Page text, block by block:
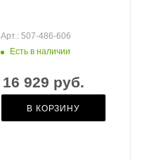
Есть в наличии
Арт.: 507-486-606
16 929 руб.
В КОРЗИНУ